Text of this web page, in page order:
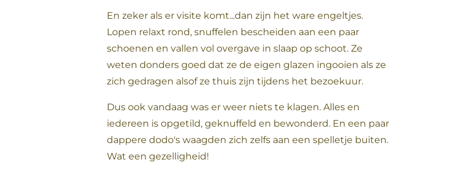
En zeker als er visite komt...dan zijn het ware engeltjes.
Lopen relaxt rond, snuffelen bescheiden aan een paar
schoenen en vallen vol overgave in slaap op schoot. Ze
weten donders goed dat ze de eigen glazen ingooien als ze
zich gedragen alsof ze thuis zijn tijdens het bezoekuur.
Dus ook vandaag was er weer niets te klagen. Alles en
iedereen is opgetild, geknuffeld en bewonderd. En een paar
dappere dodo's waagden zich zelfs aan een spelletje buiten.
Wat een gezelligheid!